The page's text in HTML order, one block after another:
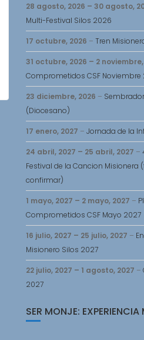
28 agosto, 2026 – 30 agosto,
Multi-Festival Silos 2026
17 octubre, 2026 – Tren
31 octubre, 2026 – 2
Comprometidos CSF Noviembre
23 diciembre, 2026 –
(Diocesano)
17 enero, 2027 – Jornada de la
24 abril, 2027 – 25 abril, 2027 –
Festival de la Cancion Misionera
confirmar)
1 mayo, 2027 – 2 mayo, 2027 –
Comprometidos CSF Mayo 2027
16 julio, 2027 – 25 julio, 2027 –
Misionero Silos 2027
22 julio, 2027 – 1 agosto, 2027 –
2027
SER MONJE: